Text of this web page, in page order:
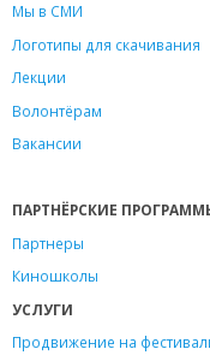
Мы в СМИ
Логотипы для скачивания
Лекции
Волонтёрам
Вакансии
ПАРТНЁРСКИЕ
Партнеры
Киношколы
УСЛУГИ
Продвижение на